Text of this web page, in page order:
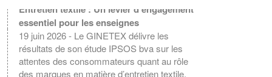
Entretien textile : Un levier d'engagement
essentiel pour les enseignes
19 juin 2026 - Le GINETEX délivre les
résultats de son étude IPSOS bva sur les
attentes des consommateurs quant au rôle
des marques en matière d’entretien textile.